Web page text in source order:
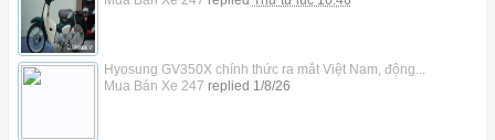
Hyosung GV350X chính thức ra mắt Việt Nam, động...
Mua Bán Xe 247 replied 1/8/26